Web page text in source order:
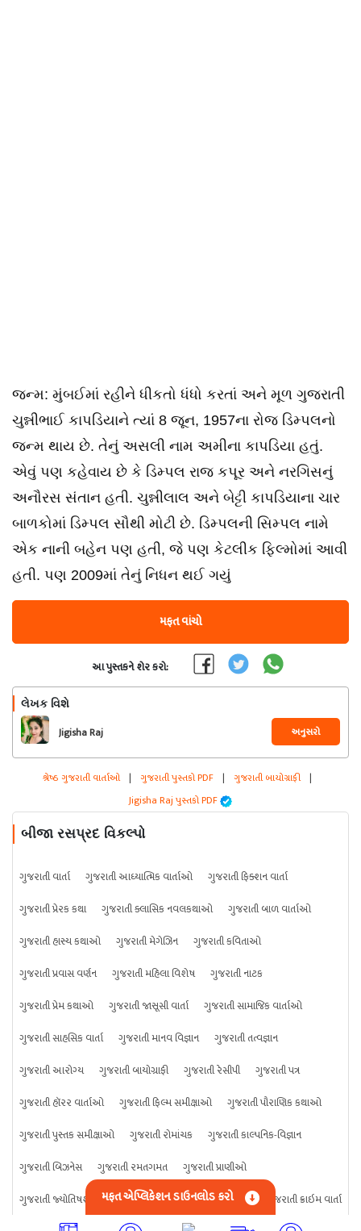
જન્મ: મુંબઈમાં રહીને ધીકતો ધંધો કરતાં અને મૂળ ગુજરાતી
ચુન્નીભાઈ કાપડિયાને ત્યાં 8 જૂન, 1957ના રોજ ડિમ્પલનો
જન્મ થાય છે. તેનું અસલી નામ અમીના કાપડિયા હતું.
એવું પણ કહેવાય છે કે ડિમ્પલ રાજ કપૂર અને નરગિસનું
અનૌરસ સંતાન હતી. ચુન્નીલાલ અને બેટ્ટી કાપડિયાના ચાર
બાળકોમાં ડિમ્પલ સૌથી મોટી છે. ડિમ્પલની સિમ્પલ નામે
એક નાની બહેન પણ હતી, જે પણ કેટલીક ફિલ્મોમાં આવી
હતી. પણ 2009માં તેનું નિધન થઈ ગયું
મફત વાંચો
આ પુસ્તકને શેર કરો:
લેખક વિશે
Jigisha Raj અનુસરો
શ્રેષ્ઠ ગુજરાતી વાર્તાઓ | ગુજરાતી પુસ્તકો PDF | ગુજરાતી બાયોગ્રાફી |
Jigisha Raj પુસ્તકો PDF
બીજા રસપ્રદ વિકલ્પો
ગુજરાતી વાર્તા ગુજરાતી આધ્યાત્મિક વાર્તાઓ
ગુજરાતી ફિક્શન વાર્તા
ગુજરાતી પ્રેરક કથા
ગુજરાતી ક્લાસિક નવલકથાઓ
ગુજરાતી બાળ વાર્તાઓ
ગુજરાતી હાસ્ય કથાઓ
ગુજરાતી મેગેઝિન
ગુજરાતી કવિતાઓ
ગુજરાતી પ્રવાસ વર્ણન
ગુજરાતી મહિલા વિશેષ
ગુજરાતી નાટક
ગુજરાતી પ્રેમ કથાઓ
ગુજરાતી જાસૂસી વાર્તા
ગુજરાતી સામાજિક વાર્તાઓ
ગુજરાતી સાહસિક વાર્તા
ગુજરાતી માનવ વિજ્ઞાન
ગુજરાતી તત્વજ્ઞાન
ગુજરાતી આરોગ્ય
ગુજરાતી બાયોગ્રાફી ગુજરાતી રેસીપી
ગુજરાતી પત્ર
ગુજરાતી હૉરર વાર્તાઓ
ગુજરાતી ફિલ્મ સમીક્ષાઓ
ગુજરાતી પૌરાણિક કથાઓ
ગુજરાતી પુસ્તક સમીક્ષાઓ
ગુજરાતી રોમાંચક
ગુજરાતી કાલ્પનિક-વિજ્ઞાન
ગુજરાતી બિઝનેસ
ગુજરાતી રમતગમત
ગુજરાતી પ્રાણીઓ
ગુજરાતી જ્યોતિષશાસ્ત્ર
ગુજરાતી વિજ્ઞાન ગુજરાતી કંઈપણ ગુજરાતી ક્રાઇમ વાર્તા
મફત એપ્લિકેશન ડાઉનલોડ કરો